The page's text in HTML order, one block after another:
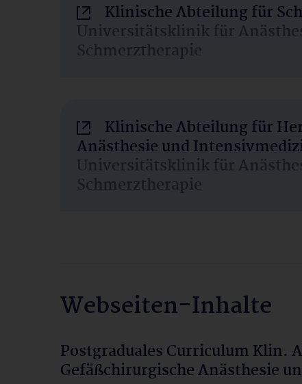
Klinische Abteilung für
Universitätsklinik für
Schmerztherapie
Klinische Abteilung für
Anästhesie und
Universitätsklinik für
Schmerztherapie
Webseiten-Inhalte
Postgraduales Curriculum Klin.
Gefäßchirurgische Anästhesie